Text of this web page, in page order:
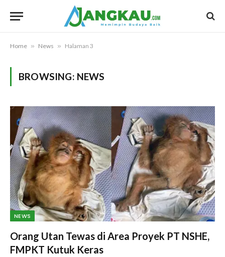
Home » News » Halaman 3
BROWSING: NEWS
NEWS
Orang Utan Tewas di Area Proyek PT NSHE,
FMPKT Kutuk Keras